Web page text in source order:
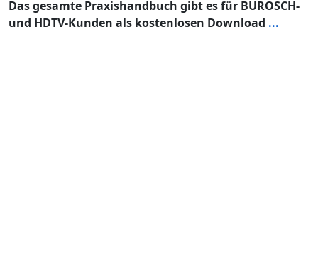
Das gesamte Praxishandbuch gibt es für BUROSCH-
und HDTV-Kunden als kostenlosen Download ...